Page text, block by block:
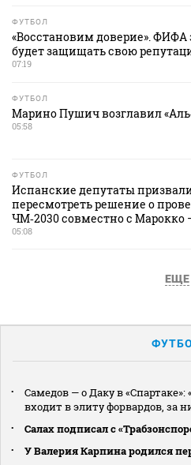
ФУТБОЛ
«Восстановим доверие». ФИФА
будет защищать свою
07:19
ФУТБОЛ
Марино Пушич возглавил
05:58
ФУТБОЛ
Испанские депутаты
пересмотреть решение о
ЧМ‑2030 совместно с
05:08
ЕЩЕ
Самедов — о Даку в
входит в элиту форвардов, за
Салах подписал с
У Валерия Карпина родился